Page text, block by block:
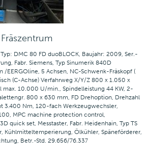
DMC 80 FD duoBLOCK, Baujahr: 2009, Ser.-
Fabr. Siemens, Typ Sinumerik 840D
/EERGOline, 5 Achsen, NC-Schwenk-Fräskopf (
(C-Achse) Verfahrweg X/Y/Z 800 x 1.050 x
10.000 U/min., Spindelleistung 44 KW, 2-
800 x 630 mm, FD Drehoption, Drehzahl
3.400 Nm, 120-fach Werkzeugwechsler,
MPC machine protection control,
quick set, Messtaster, Fabr. Heidenhain, Typ TS
Kühlmitteltemperierung, Ölkühler, Späneförderer,
Betr.-Std. 29.656/76.337